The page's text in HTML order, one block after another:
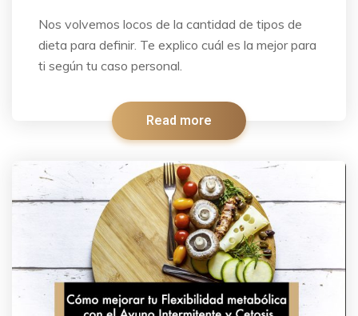
Nos volvemos locos de la cantidad de tipos de
dieta para definir. Te explico cuál es la mejor para
ti según tu caso personal.
Read more